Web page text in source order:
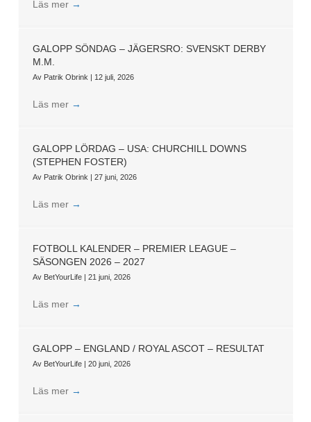
Läs mer →
GALOPP SÖNDAG – JÄGERSRO: SVENSKT DERBY
M.M.
Av Patrik Obrink | 12 juli, 2026
Läs mer →
GALOPP LÖRDAG – USA: CHURCHILL DOWNS
(STEPHEN FOSTER)
Av Patrik Obrink | 27 juni, 2026
Läs mer →
FOTBOLL KALENDER – PREMIER LEAGUE –
SÄSONGEN 2026 – 2027
Av BetYourLife | 21 juni, 2026
Läs mer →
GALOPP – ENGLAND / ROYAL ASCOT – RESULTAT
Av BetYourLife | 20 juni, 2026
Läs mer →